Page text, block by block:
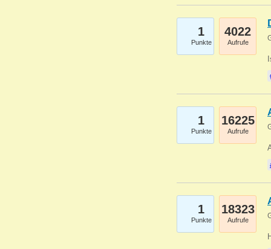
1
Punkte
4022
Aufrufe
1
Punkte
16225
Aufrufe
1
Punkte
18323
Aufrufe